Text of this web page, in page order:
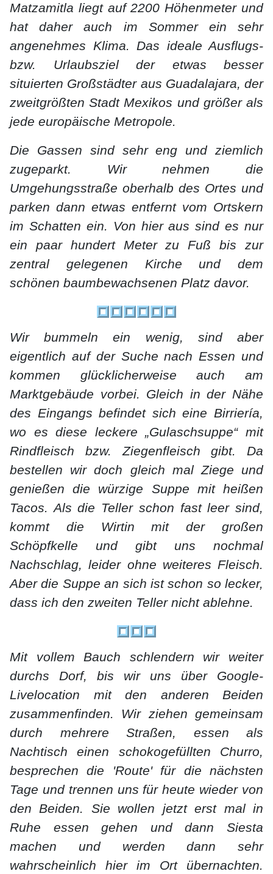
Matzamitla liegt auf 2200 Höhenmeter und
hat daher auch im Sommer ein sehr
angenehmes Klima. Das ideale Ausflugs-
bzw. Urlaubsziel der etwas besser
situierten Großstädter aus Guadalajara, der
zweitgrößten Stadt Mexikos und größer als
jede europäische Metropole.
Die Gassen sind sehr eng und ziemlich
zugeparkt. Wir nehmen die
Umgehungsstraße oberhalb des Ortes und
parken dann etwas entfernt vom Ortskern
im Schatten ein. Von hier aus sind es nur
ein paar hundert Meter zu Fuß bis zur
zentral gelegenen Kirche und dem
schönen baumbewachsenen Platz davor.
Wir bummeln ein wenig, sind aber
eigentlich auf der Suche nach Essen und
kommen glücklicherweise auch am
Marktgebäude vorbei. Gleich in der Nähe
des Eingangs befindet sich eine Birriería,
wo es diese leckere „Gulaschsuppe“ mit
Rindfleisch bzw. Ziegenfleisch gibt. Da
bestellen wir doch gleich mal Ziege und
genießen die würzige Suppe mit heißen
Tacos. Als die Teller schon fast leer sind,
kommt die Wirtin mit der großen
Schöpfkelle und gibt uns nochmal
Nachschlag, leider ohne weiteres Fleisch.
Aber die Suppe an sich ist schon so lecker,
dass ich den zweiten Teller nicht ablehne.
Mit vollem Bauch schlendern wir weiter
durchs Dorf, bis wir uns über Google-
Livelocation mit den anderen Beiden
zusammenfinden. Wir ziehen gemeinsam
durch mehrere Straßen, essen als
Nachtisch einen schokogefüllten Churro,
besprechen die 'Route' für die nächsten
Tage und trennen uns für heute wieder von
den Beiden. Sie wollen jetzt erst mal in
Ruhe essen gehen und dann Siesta
machen und werden dann sehr
wahrscheinlich hier im Ort übernachten.